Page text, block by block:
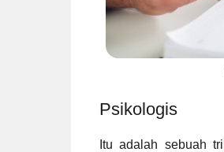
Psikologis
Itu adalah sebuah